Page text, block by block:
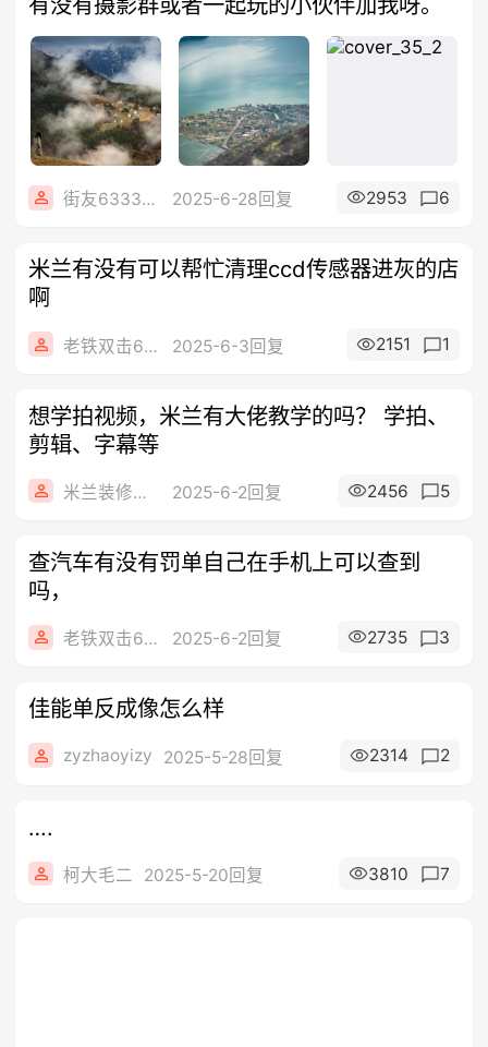
街友63334626 2025-6-28回复 2953 6
米兰有没有可以帮忙清理ccd传感器进灰的店
啊
老铁双击666 2025-6-3回复 2151 1
想学拍视频，米兰有大佬教学的吗？ 学拍、
剪辑、字幕等
米兰装修及维修 2025-6-2回复 2456 5
查汽车有没有罚单自己在手机上可以查到
吗，
老铁双击666 2025-6-2回复 2735 3
佳能单反成像怎么样
zyzhaoyizy 2025-5-28回复 2314 2
….
柯大毛二 2025-5-20回复 3810 7